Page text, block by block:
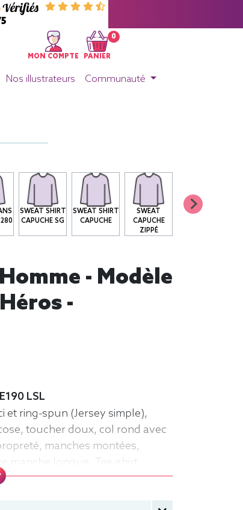
MON COMPTE
0
PANIER
Nos illustrateurs Communauté
SWEAT SHIRT
CAPUCHE SG
SWEAT SHIRT
CAPUCHE
SWEAT
CAPUCHE
ZIPPÉ
- Modèle
-
LSL
et ring-spun (Jersey simple),
toucher doux, col rond avec
manches montées,
manche longue, Tee-shirt,